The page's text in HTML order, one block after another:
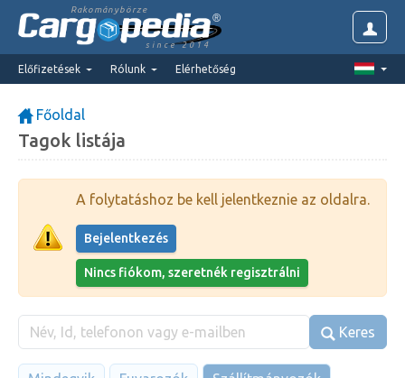
Rakománybörze
since 2014
Előfizetések Rólunk Elérhetőség
Főoldal
Tagok listája
A folytatáshoz be kell jelentkeznie az oldalra.
Bejelentkezés
Nincs fiókom, szeretnék regisztrálni
Keres